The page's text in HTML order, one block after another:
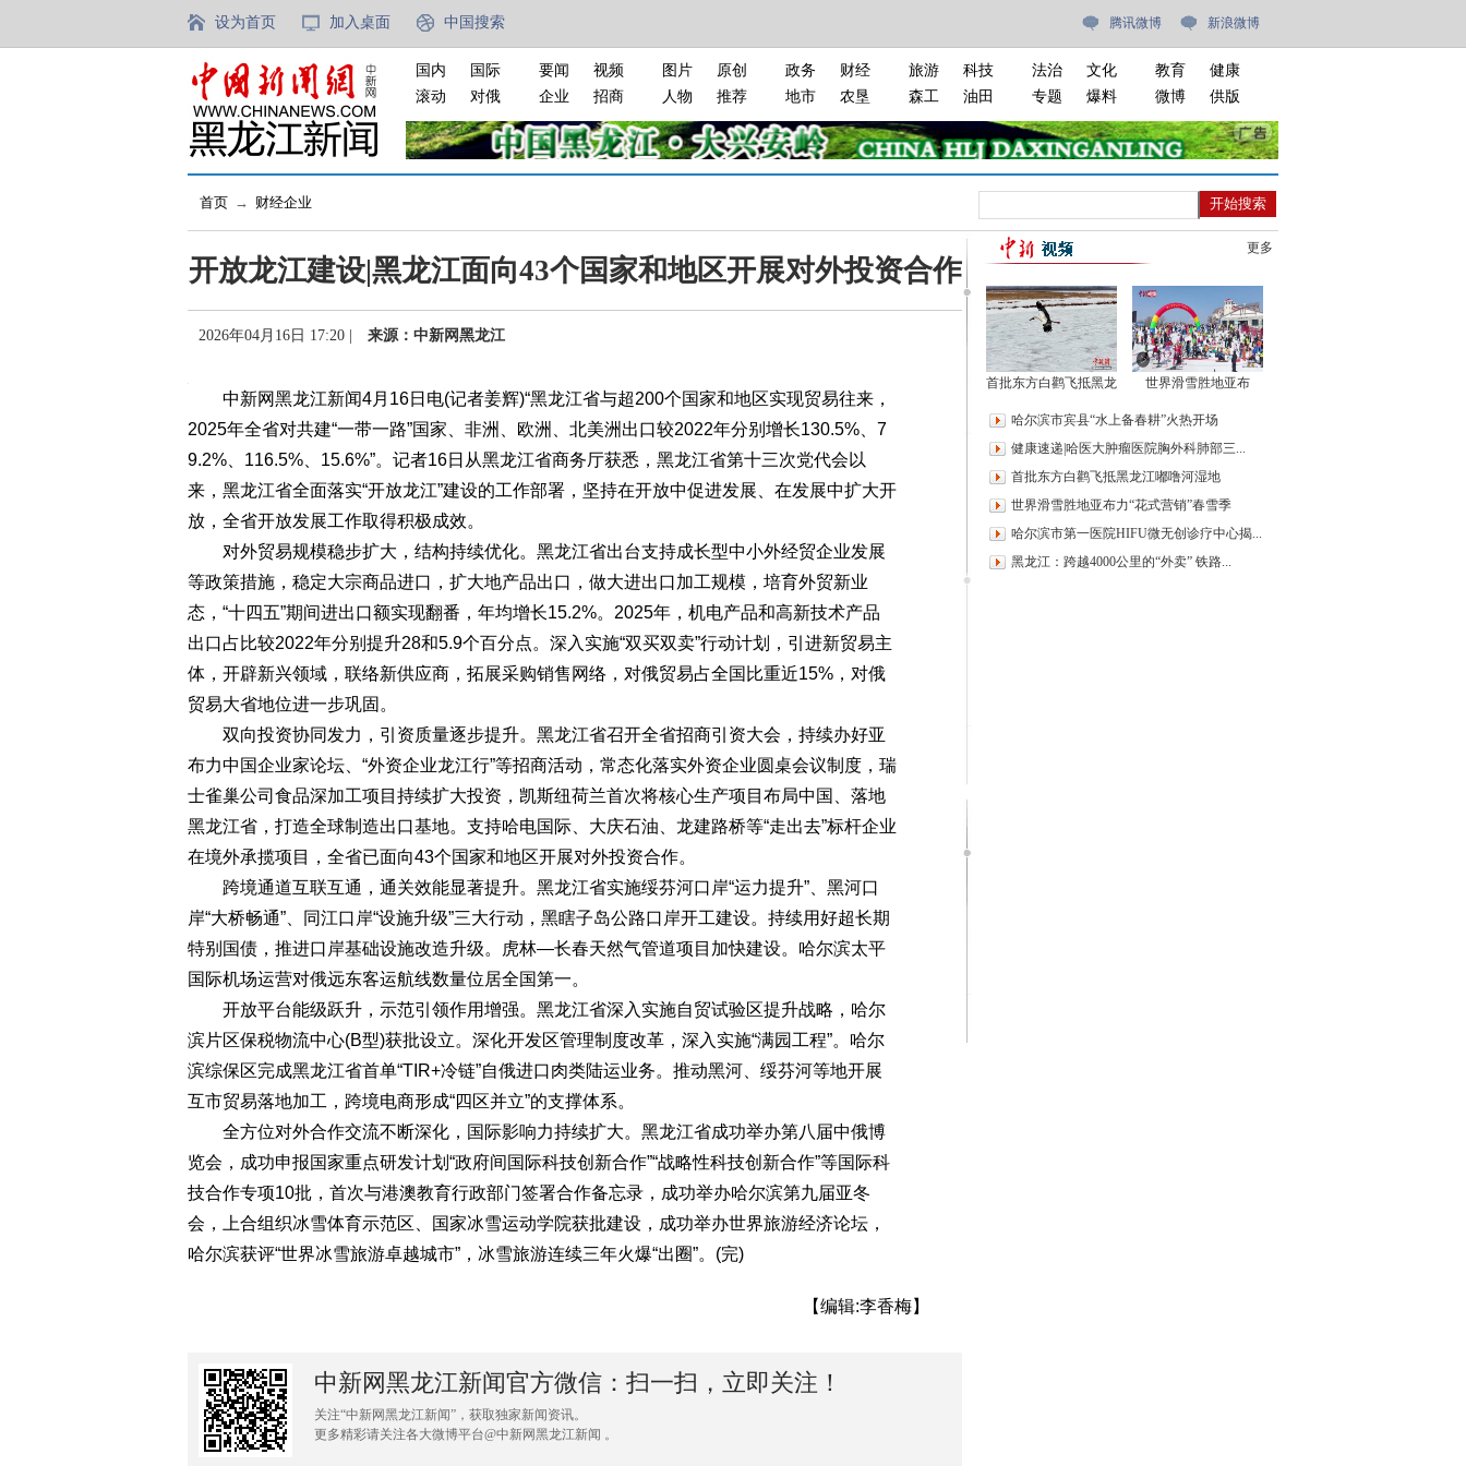
设为首页 加入桌面 中国搜索 腾讯微博 新浪微博
国内
国际
滚动
对俄
要闻
视频
企业
招商
图片
原创
人物
推荐
政务
财经
地市
农垦
旅游
科技
森工
油田
法治
文化
专题
爆料
教育
健康
微博
供版
首页 → 财经企业
开放龙江建设|黑龙江面向43个国家和地区开展对外投资合作
2026年04月16日 17:20 | 来源：中新网黑龙江
中新网黑龙江新闻4月16日电(记者姜辉)“黑龙江省与超200个国家和地区实现贸易往来，
2025年全省对共建“一带一路”国家、非洲、欧洲、北美洲出口较2022年分别增长130.5%、7
9.2%、116.5%、15.6%”。记者16日从黑龙江省商务厅获悉，黑龙江省第十三次党代会以
来，黑龙江省全面落实“开放龙江”建设的工作部署，坚持在开放中促进发展、在发展中扩大开
放，全省开放发展工作取得积极成效。
对外贸易规模稳步扩大，结构持续优化。黑龙江省出台支持成长型中小外经贸企业发展
等政策措施，稳定大宗商品进口，扩大地产品出口，做大进出口加工规模，培育外贸新业
态，“十四五”期间进出口额实现翻番，年均增长15.2%。2025年，机电产品和高新技术产品
出口占比较2022年分别提升28和5.9个百分点。深入实施“双买双卖”行动计划，引进新贸易主
体，开辟新兴领域，联络新供应商，拓展采购销售网络，对俄贸易占全国比重近15%，对俄
贸易大省地位进一步巩固。
双向投资协同发力，引资质量逐步提升。黑龙江省召开全省招商引资大会，持续办好亚
布力中国企业家论坛、“外资企业龙江行”等招商活动，常态化落实外资企业圆桌会议制度，瑞
士雀巢公司食品深加工项目持续扩大投资，凯斯纽荷兰首次将核心生产项目布局中国、落地
黑龙江省，打造全球制造出口基地。支持哈电国际、大庆石油、龙建路桥等“走出去”标杆企业
在境外承揽项目，全省已面向43个国家和地区开展对外投资合作。
跨境通道互联互通，通关效能显著提升。黑龙江省实施绥芬河口岸“运力提升”、黑河口
岸“大桥畅通”、同江口岸“设施升级”三大行动，黑瞎子岛公路口岸开工建设。持续用好超长期
特别国债，推进口岸基础设施改造升级。虎林—长春天然气管道项目加快建设。哈尔滨太平
国际机场运营对俄远东客运航线数量位居全国第一。
开放平台能级跃升，示范引领作用增强。黑龙江省深入实施自贸试验区提升战略，哈尔
滨片区保税物流中心(B型)获批设立。深化开发区管理制度改革，深入实施“满园工程”。哈尔
滨综保区完成黑龙江省首单“TIR+冷链”自俄进口肉类陆运业务。推动黑河、绥芬河等地开展
互市贸易落地加工，跨境电商形成“四区并立”的支撑体系。
全方位对外合作交流不断深化，国际影响力持续扩大。黑龙江省成功举办第八届中俄博
览会，成功申报国家重点研发计划“政府间国际科技创新合作”“战略性科技创新合作”等国际科
技合作专项10批，首次与港澳教育行政部门签署合作备忘录，成功举办哈尔滨第九届亚冬
会，上合组织冰雪体育示范区、国家冰雪运动学院获批建设，成功举办世界旅游经济论坛，
哈尔滨获评“世界冰雪旅游卓越城市”，冰雪旅游连续三年火爆“出圈”。(完)
【编辑:李香梅】
中新网黑龙江新闻官方微信：扫一扫，立即关注！
关注“中新网黑龙江新闻”，获取独家新闻资讯。
更多精彩请关注各大微博平台@中新网黑龙江新闻 。
更多
首批东方白鹳飞抵黑龙
世界滑雪胜地亚布
哈尔滨市宾县“水上备春耕”火热开场
健康速递|哈医大肿瘤医院胸外科肺部三...
首批东方白鹳飞抵黑龙江嘟噜河湿地
世界滑雪胜地亚布力“花式营销”春雪季
哈尔滨市第一医院HIFU微无创诊疗中心揭...
黑龙江：跨越4000公里的“外卖” 铁路...